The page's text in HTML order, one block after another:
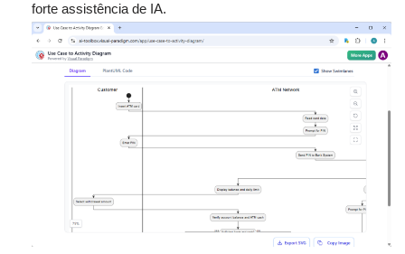
forte assistência de IA.